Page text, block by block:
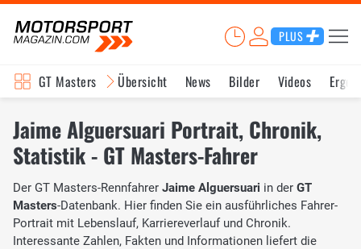
PLUS
GT Masters Übersicht News Bilder Videos
Jaime Alguersuari Portrait, Chronik,
Statistik - GT Masters-Fahrer
Der GT Masters-Rennfahrer Jaime Alguersuari in der GT
Masters-Datenbank. Hier finden Sie ein ausführliches Fahrer-
Portrait mit Lebenslauf, Karriereverlauf und Chronik.
Interessante Zahlen, Fakten und Informationen liefert die